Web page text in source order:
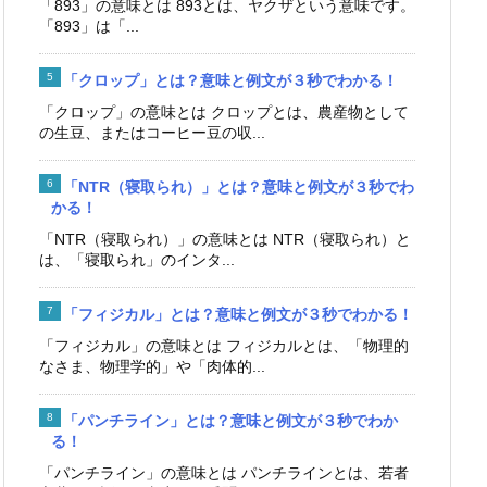
「893」の意味とは 893とは、ヤクザという意味です。
「893」は「...
「クロップ」とは？意味と例文が３秒でわかる！
「クロップ」の意味とは クロップとは、農産物として
の生豆、またはコーヒー豆の収...
「NTR（寝取られ）」とは？意味と例文が３秒でわ
かる！
「NTR（寝取られ）」の意味とは NTR（寝取られ）と
は、「寝取られ」のインタ...
「フィジカル」とは？意味と例文が３秒でわかる！
「フィジカル」の意味とは フィジカルとは、「物理的
なさま、物理学的」や「肉体的...
「パンチライン」とは？意味と例文が３秒でわか
る！
「パンチライン」の意味とは パンチラインとは、若者